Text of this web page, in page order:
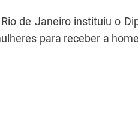
de Janeiro instituiu o
para receber a